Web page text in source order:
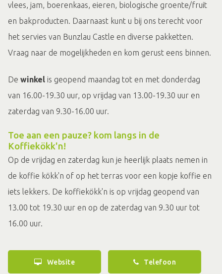
vlees, jam, boerenkaas, eieren, biologische groente/fruit
en bakproducten. Daarnaast kunt u bij ons terecht voor
het servies van Bunzlau Castle en diverse pakketten.
Vraag naar de mogelijkheden en kom gerust eens binnen.
De winkel is geopend maandag tot en met donderdag
van 16.00-19.30 uur, op vrijdag van 13.00-19.30 uur en
zaterdag van 9.30-16.00 uur.
Toe aan een pauze? kom langs in de
Koffiekökk'n!
Op de vrijdag en zaterdag kun je heerlijk plaats nemen in
de koffie kökk'n of op het terras voor een kopje koffie en
iets lekkers. De koffiekökk'n is op vrijdag geopend van
13.00 tot 19.30 uur en op de zaterdag van 9.30 uur tot
16.00 uur.
Website Telefoon